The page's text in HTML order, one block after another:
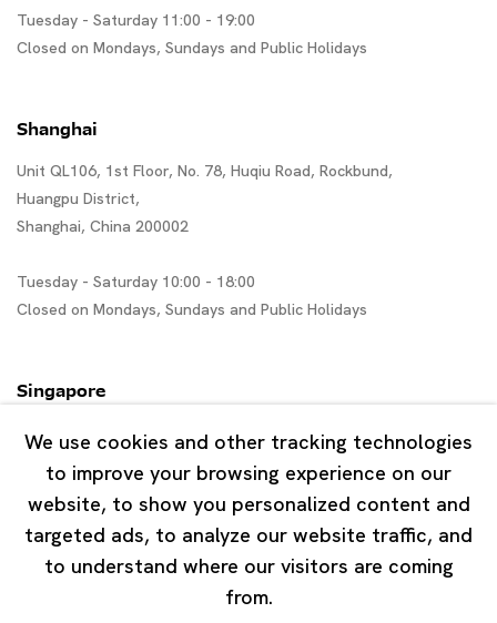
Tuesday - Saturday 11:00 - 19:00
Closed on Mondays, Sundays and Public Holidays
Shanghai
Unit QL106, 1st Floor, No. 78, Huqiu Road, Rockbund,
Huangpu District,
Shanghai, China 200002
Tuesday - Saturday 10:00 - 18:00
Closed on Mondays, Sundays and Public Holidays
Singapore
7 Lock Road, #02-13 Gillman Barracks
Tuesday - Saturday 11:00 - 19:00
Closed on Mondays, Sundays and Public Holidays
We use cookies and other tracking technologies
to improve your browsing experience on our
website, to show you personalized content and
targeted ads, to analyze our website traffic, and
to understand where our visitors are coming
from.